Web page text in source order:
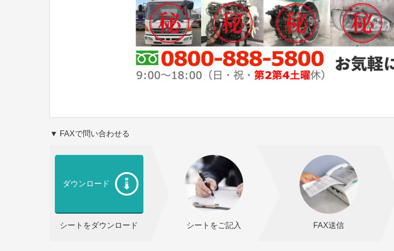
▼ FAXで問い合わせる
ダウンロード
シートをダウンロード シートをご記入 FAX送信